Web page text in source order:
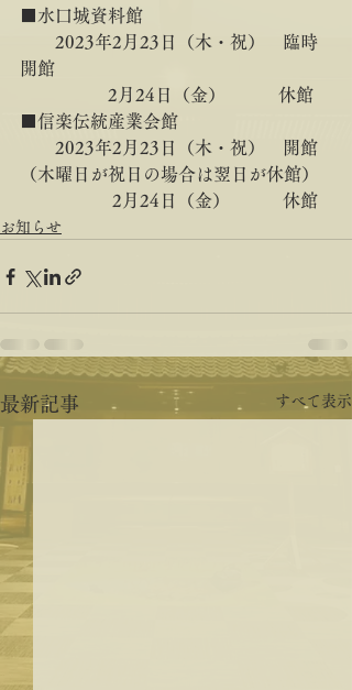
■水口城資料館
2023年2月23日（木・祝）　臨時
開館
        　　    2月24日（金）　　　休館
■信楽伝統産業会館
2023年2月23日（木・祝）　開館
（木曜日が祝日の場合は翌日が休館）
2月24日（金）　　　休館
お知らせ
最新記事 すべて表示